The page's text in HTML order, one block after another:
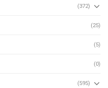
(372)
(25)
(5)
(0)
(595)